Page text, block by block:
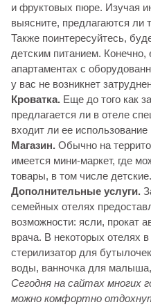
и фруктовых пюре. Изучая
выясните, предлагаются ли
Также поинтересуйтесь,
детским питанием. Конечно,
апартаментах с
у вас не возникнет
Кроватка. Еще до того как
предлагается ли в отеле
входит ли ее
Магазин. Обычно на
имеется мини-маркет, где
товары, в том числе детские.
Дополнительные услуги.
семейных отелях
возможности: ясли, прокат
врача. В некоторых отелях
стерилизатор для
воды, ванночка для
Сегодня на сайтах многих
можно комфортно